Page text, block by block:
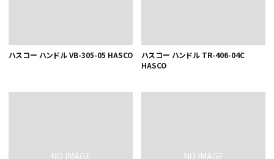
ハスコー ハンドル VB-305-05 HASCO
ハスコー ハンドル TR-406-04C
HASCO